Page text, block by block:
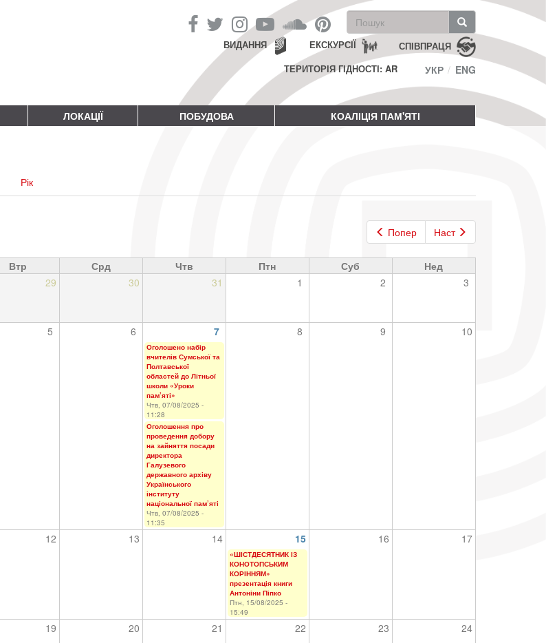
Пошукова
форма
Пошук СПІВПРАЦЯ
ЕКСКУРСІЇ
ВИДАННЯ
ТЕРИТОРІЯ ГІДНОСТІ: AR
УКР ENG
ЛОКАЦІЇ ПОБУДОВА КОАЛІЦІЯ ПАМ'ЯТІ
Рік
Попер Наст
Втр Срд Чтв Птн Суб
Нед
29 30 31 1 2 3
5 6 7 8 9 10
Оголошено набір
вчителів Сумської та
Полтавської
областей до Літньої
школи «Уроки
пам’яті»
Чтв, 07/08/2025 -
11:28
Оголошення про
проведення добору
на зайняття посади
директора
Галузевого
державного архіву
Українського
інституту
національної пам’яті
Чтв, 07/08/2025 -
11:35
12 13 14 15 16 17
«ШІСТДЕСЯТНИК ІЗ
КОНОТОПСЬКИМ
КОРІННЯМ»
презентація книги
Антоніни Піпко
Птн, 15/08/2025 -
15:49
19 20 21 22 23 24